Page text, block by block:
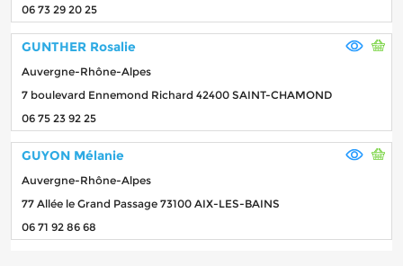
06 73 29 20 25
GUNTHER Rosalie
Auvergne-Rhône-Alpes
7 boulevard Ennemond Richard 42400 SAINT-CHAMOND
06 75 23 92 25
GUYON Mélanie
Auvergne-Rhône-Alpes
77 Allée le Grand Passage 73100 AIX-LES-BAINS
06 71 92 86 68